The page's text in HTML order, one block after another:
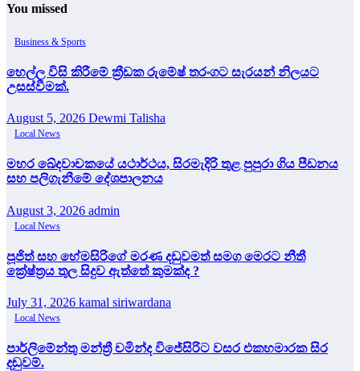
You missed
Business & Sports
හෙල්ල විසි කිරීමේ ක්‍රීඩක රුමේෂ් තරංගට සැරයන් නිලයට
උසස්වීමක්.
August 5, 2026 Dewmi Talisha
Local News
මහර ඛේදවාචකයේ යථාර්ථය, සිරමැදිරි තුළ පුපුරා ගිය පීඩනය
සහ පලිගැනීමේ දේශපාලනය
August 3, 2026 admin
Local News
පූජිත් සහ හේමසිරිගේ මරණ දඩුවමත් සමග මෙරට නීතී
ක්‍රේෂ්ත්‍රය තුල සිදුව ඇත්තේ කුමක්ද ?
July 31, 2026 kamal siriwardana
Local News
පාර්ලිමේන්තු මන්ත්‍රී චමින්ද විජේසිරිට වසර එකහමාරක සිර
දඬුවම්.